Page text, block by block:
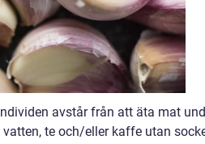
avstår från att äta mat
te och/eller kaffe utan